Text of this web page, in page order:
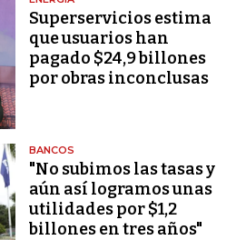
Superservicios estima
que usuarios han
pagado $24,9 billones
por obras inconclusas
BANCOS
"No subimos las tasas y
aún así logramos unas
utilidades por $1,2
billones en tres años"